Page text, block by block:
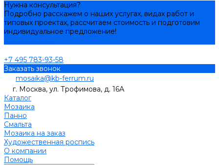
Нужна консультация?
Подробно расскажем о наших услугах, видах работ и
типовых проектах, рассчитаем стоимость и подготовим
индивидуальное предложение!
+7 495 783-93-58
Заказать звонок
mosaika@kb-ferrum.ru
г. Москва, ул. Трофимова, д. 16А
Каталог
Мозаика
Панно
Смальта
Мозаика на заказ
Художественная роспись
О компании
Помощь